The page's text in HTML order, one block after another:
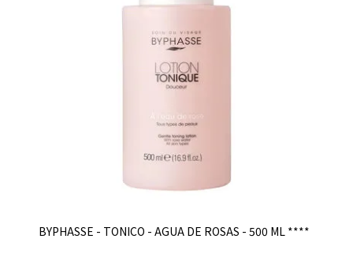
BYPHASSE - TONICO - AGUA DE ROSAS - 500 ML ****